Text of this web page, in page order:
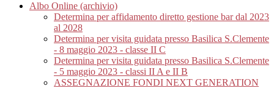
Albo Online (archivio)
Determina per affidamento diretto gestione bar dal 2023
al 2028
Determina per visita guidata presso Basilica S.Clemente
- 8 maggio 2023 - classe II C
Determina per visita guidata presso Basilica S.Clemente
- 5 maggio 2023 - classi II A e II B
ASSEGNAZIONE FONDI NEXT GENERATION